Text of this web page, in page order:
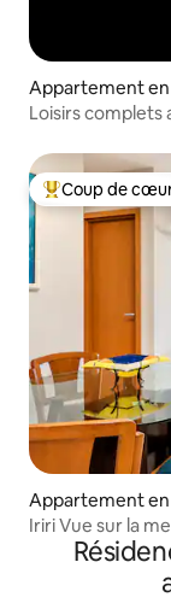
Appartement en
Loisirs complets
Coups de cœur
Coup de
Appartement en
Iriri Vue sur la
électrique